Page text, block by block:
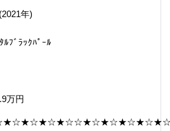
年)
ﾙﾌﾞﾗｯｸﾊﾟｰﾙ
万円